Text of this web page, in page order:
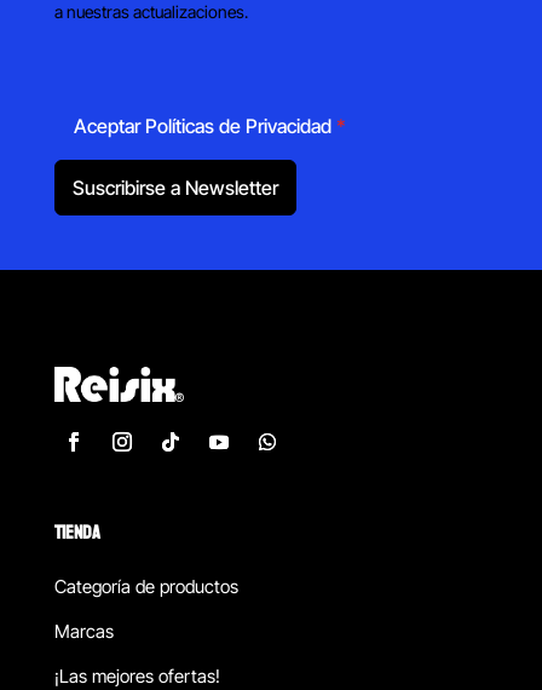
a nuestras actualizaciones.
Aceptar Políticas de Privacidad *
Suscribirse a Newsletter
TIENDA
Categoría de productos
Marcas
¡Las mejores ofertas!